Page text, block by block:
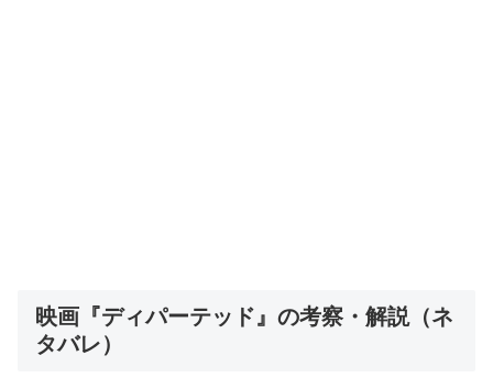
映画『ディパーテッド』の考察・解説（ネ
タバレ）